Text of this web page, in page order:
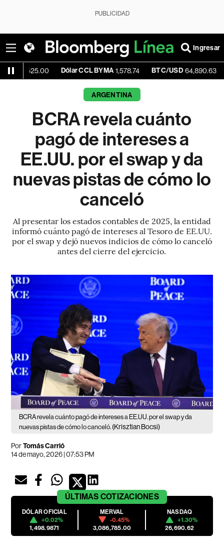
PUBLICIDAD
Ingresar
Dólar CCL BYMA 1,578.74 BTC/USD 64,890.63 -0.07%
ARGENTINA
BCRA revela cuánto
pagó de intereses a
EE.UU. por el swap y da
nuevas pistas de cómo lo
canceló
Al presentar los estados contables de 2025, la entidad
informó cuánto pagó de intereses al Tesoro de EE.UU.
por el swap y dejó nuevos indicios de cómo lo canceló
antes del cierre del ejercicio.
BCRA revela cuánto pagó de intereses a EE.UU. por el swap y da
nuevas pistas de cómo lo canceló. (Krisztian Bocsi)
PorTomás Carrió
14 de mayo, 2026 | 07:53 PM
ÚLTIMAS COTIZACIONES
DÓLAR OFICIAL
+0.02%
1,498.9871
MERVAL
-0.45%
3,086,785.00
NASDAQ
+1.30%
26,690.62